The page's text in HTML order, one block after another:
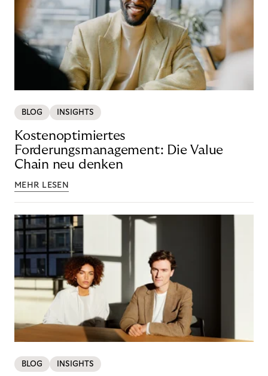
BLOG INSIGHTS
Kostenoptimiertes
Forderungsmanagement: Die Value
Chain neu denken
MEHR LESEN
BLOG INSIGHTS